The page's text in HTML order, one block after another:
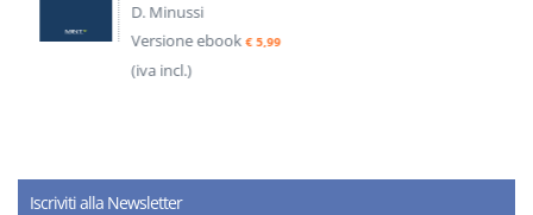
D. Minussi
Versione ebook € 5,99
(iva incl.)
Iscriviti alla Newsletter